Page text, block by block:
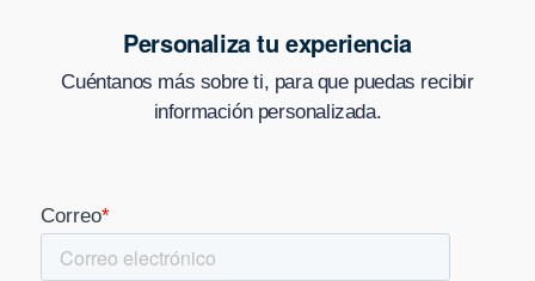
Personaliza tu experiencia
Cuéntanos más sobre ti, para que puedas recibir
información personalizada.